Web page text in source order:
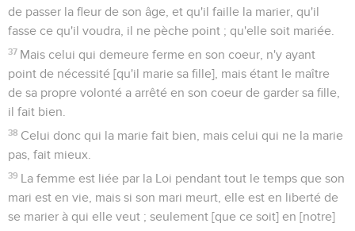
de passer la fleur de son âge, et qu'il faille la marier, qu'il
fasse ce qu'il voudra, il ne pèche point ; qu'elle soit mariée.
37 Mais celui qui demeure ferme en son coeur, n'y ayant
point de nécessité [qu'il marie sa fille], mais étant le maître
de sa propre volonté a arrêté en son coeur de garder sa fille,
il fait bien.
38 Celui donc qui la marie fait bien, mais celui qui ne la marie
pas, fait mieux.
39 La femme est liée par la Loi pendant tout le temps que son
mari est en vie, mais si son mari meurt, elle est en liberté de
se marier à qui elle veut ; seulement [que ce soit] en [notre]